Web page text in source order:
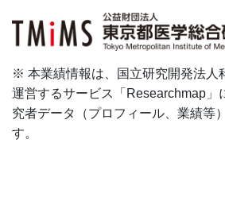
※ 本業績情報は、国立研究開発法人
運営するサービス「Researchmap」
究者データ（プロフィール、業績等
す。